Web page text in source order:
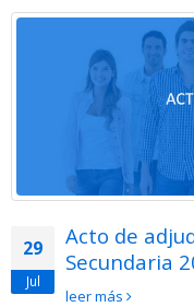
29
Jul
Acto de
Secundaria
leer más